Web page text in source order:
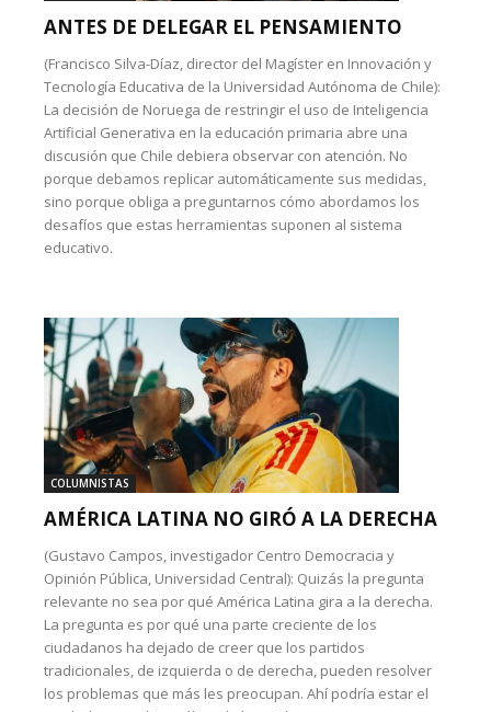
ANTES DE DELEGAR EL PENSAMIENTO
(Francisco Silva-Díaz, director del Magíster en Innovación y
Tecnología Educativa de la Universidad Autónoma de Chile):
La decisión de Noruega de restringir el uso de Inteligencia
Artificial Generativa en la educación primaria abre una
discusión que Chile debiera observar con atención. No
porque debamos replicar automáticamente sus medidas,
sino porque obliga a preguntarnos cómo abordamos los
desafíos que estas herramientas suponen al sistema
educativo.
COLUMNISTAS
AMÉRICA LATINA NO GIRÓ A LA DERECHA
(Gustavo Campos, investigador Centro Democracia y
Opinión Pública, Universidad Central): Quizás la pregunta
relevante no sea por qué América Latina gira a la derecha.
La pregunta es por qué una parte creciente de los
ciudadanos ha dejado de creer que los partidos
tradicionales, de izquierda o de derecha, pueden resolver
los problemas que más les preocupan. Ahí podría estar el